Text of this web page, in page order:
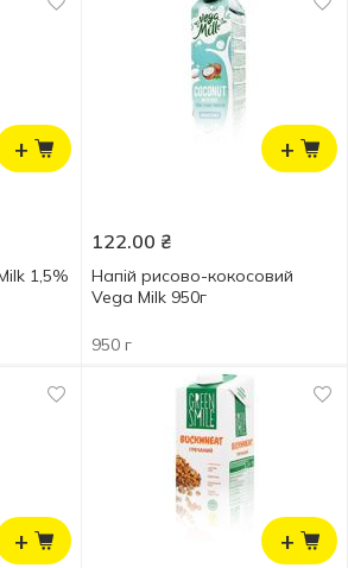
+
1,5%
+
122.00 ₴
Напій рисово-кокосовий
Vega Milk 950г
950 г
+ +